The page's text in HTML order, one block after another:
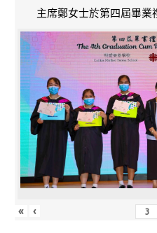
主席鄭女士於第四屆畢
« ‹